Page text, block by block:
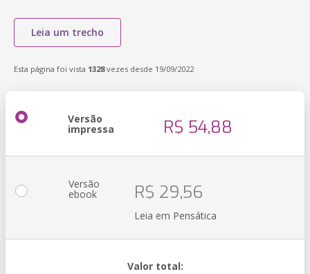
Leia um trecho
Esta página foi vista 1328vezes desde 19/09/2022
Versão
impressa R$ 54,88
Versão
ebook R$ 29,56
Leia em Pensática
Valor total: